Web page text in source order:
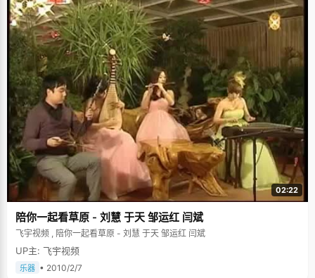
02:22
陪你一起看草原 - 刘慧 于天 邹运红 闫斌
飞宇视频 , 陪你一起看草原 - 刘慧 于天 邹运红 闫斌
UP主: 飞宇视频
乐器 • 2010/2/7